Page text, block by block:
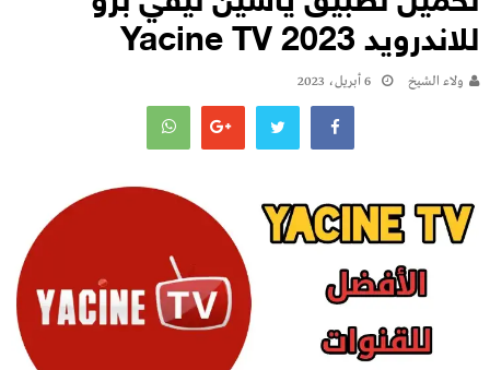
للاندرويد 2023 Yacine TV
ولاء الشيخ 6 أبريل، 2023